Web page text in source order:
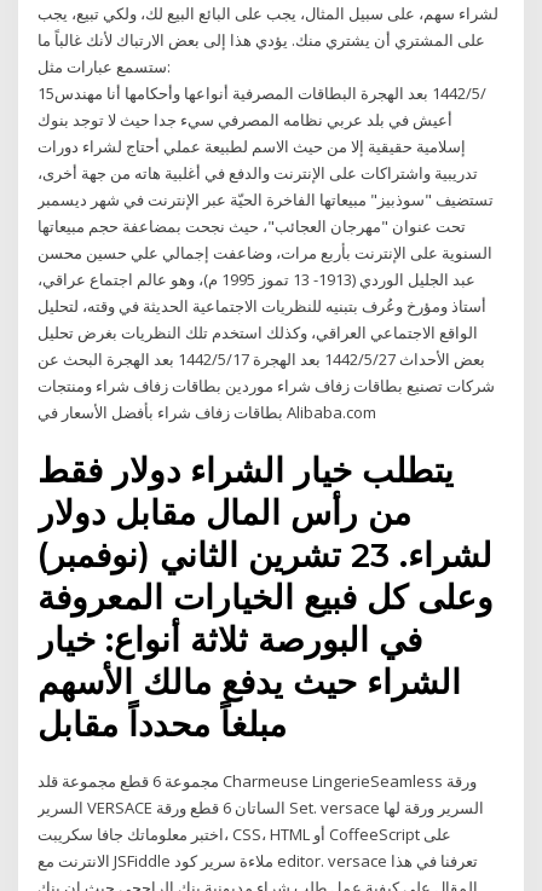
لشراء سهم، على سبيل المثال، يجب على البائع البيع لك، ولكي تبيع، يجب
على المشتري أن يشتري منك. يؤدي هذا إلى بعض الارتباك لأنك غالباً ما
ستسمع عبارات مثل:
15‏‏/5‏‏/1442 بعد الهجرة البطاقات المصرفية أنواعها وأحكامها أنا مهندس
أعيش في بلد عربي نظامه المصرفي سيء جدا حيث لا توجد بنوك
إسلامية حقيقية إلا من حيث الاسم لطبيعة عملي أحتاج لشراء دورات
تدريبية واشتراكات على الإنترنت والدفع في أغلبية هاته من جهة أخرى،
تستضيف "سوذبيز" مبيعاتها الفاخرة الحيّة عبر الإنترنت في شهر ديسمبر
تحت عنوان "مهرجان العجائب"، حيث نجحت بمضاعفة حجم مبيعاتها
السنوية على الإنترنت بأربع مرات، وضاعفت إجمالي علي حسين محسن
عبد الجليل الوردي (1913- 13 تموز 1995 م)، وهو عالم اجتماع عراقي،
أستاذ ومؤرخ وعُرف بتبنيه للنظريات الاجتماعية الحديثة في وقته، لتحليل
الواقع الاجتماعي العراقي، وكذلك استخدم تلك النظريات بغرض تحليل
بعض الأحداث 27‏‏/5‏‏/1442 بعد الهجرة 17‏‏/5‏‏/1442 بعد الهجرة البحث عن
شركات تصنيع بطاقات زفاف شراء موردين بطاقات زفاف شراء ومنتجات
بطاقات زفاف شراء بأفضل الأسعار في Alibaba.com
يتطلب خيار الشراء دولار فقط
من رأس المال مقابل دولار
لشراء. 23 تشرين الثاني (نوفمبر)
وعلى كل فبيع الخيارات المعروفة
في البورصة ثلاثة أنواع: خيار
الشراء حيث يدفع مالك الأسهم
مبلغاً محدداً مقابل
مجموعة 6 قطع مجموعة قلد Charmeuse LingerieSeamless ورقة
السرير VERSACE الساتان 6 قطع ورقة Set. versace السرير ورقة لها
اختبر معلوماتك جافا سكريبت، CSS، HTML أو CoffeeScript على
الانترنت مع JSFiddle ملاءة سرير كود editor. versace تعرفنا في هذا